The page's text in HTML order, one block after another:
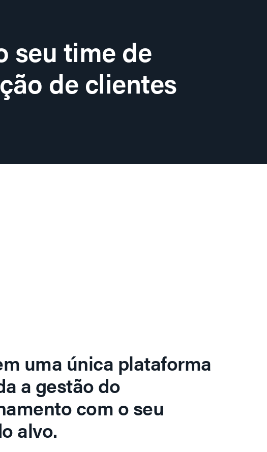
seu time de
de clientes
uma única plataforma
a gestão do
com o seu
alvo.